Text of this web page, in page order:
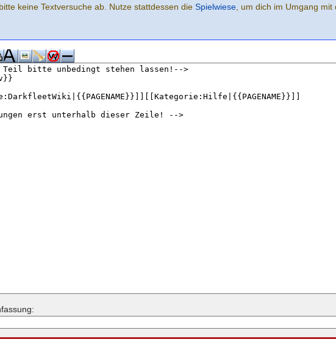
keine Textversuche ab. Nutze stattdessen die Spielwiese , um dich im Umgang